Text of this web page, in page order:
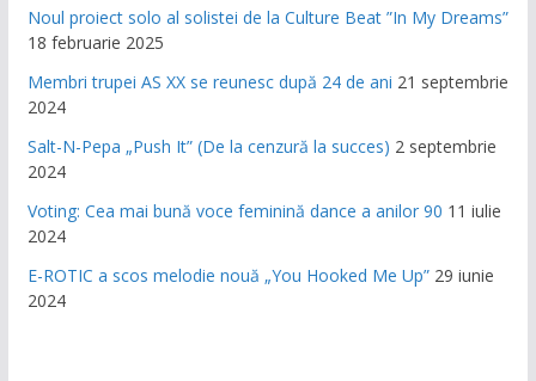
Noul proiect solo al solistei de la Culture Beat ”In My Dreams”
18 februarie 2025
Membri trupei AS XX se reunesc după 24 de ani 21 septembrie
2024
Salt-N-Pepa „Push It” (De la cenzură la succes) 2 septembrie
2024
Voting: Cea mai bună voce feminină dance a anilor 90 11 iulie
2024
E-ROTIC a scos melodie nouă „You Hooked Me Up” 29 iunie
2024